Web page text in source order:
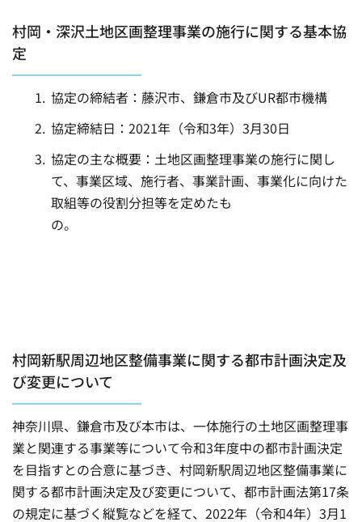
村岡・深沢土地区画整理事業の施行に関する基本協
定
協定の締結者：藤沢市、鎌倉市及びUR都市機構
協定締結日：2021年（令和3年）3月30日
協定の主な概要：土地区画整理事業の施行に関し
て、事業区域、施行者、事業計画、事業化に向けた
取組等の役割分担等を定めたも
の。
村岡新駅周辺地区整備事業に関する都市計画決定及
び変更について
神奈川県、鎌倉市及び本市は、一体施行の土地区画整理事
業と関連する事業等について令和3年度中の都市計画決定
を目指すとの合意に基づき、村岡新駅周辺地区整備事業に
関する都市計画決定及び変更について、都市計画法第17条
の規定に基づく縦覧などを経て、2022年（令和4年）3月1